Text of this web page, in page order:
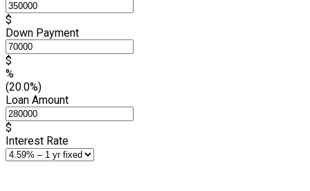
$
Down Payment
$
%
(20.0%)
Loan Amount
$
Interest Rate